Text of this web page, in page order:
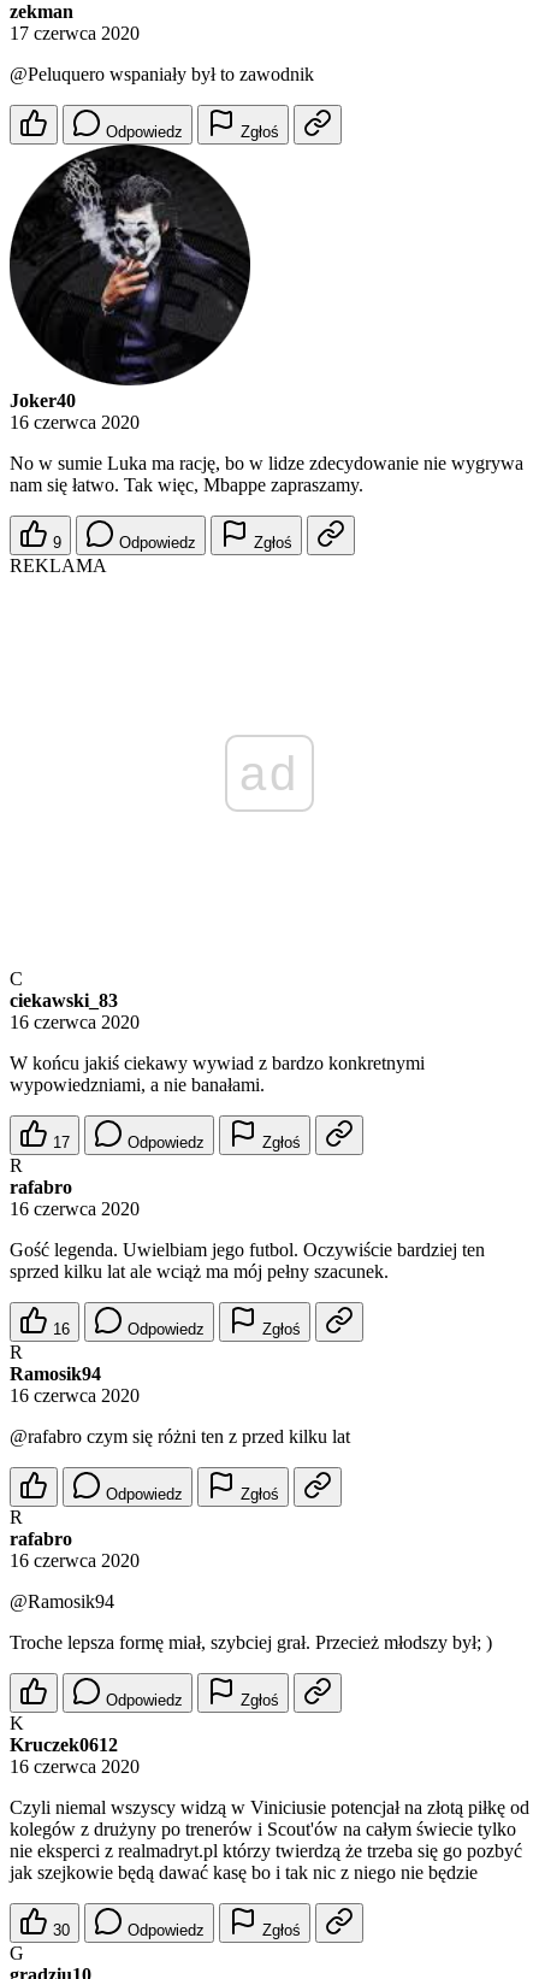
zekman
17 czerwca 2020
@Peluquero wspaniały był to zawodnik
Odpowiedz Zgłoś
Joker40
16 czerwca 2020
No w sumie Luka ma rację, bo w lidze zdecydowanie nie wygrywa
nam się łatwo. Tak więc, Mbappe zapraszamy.
9 Odpowiedz Zgłoś
REKLAMA
ad
C
ciekawski_83
16 czerwca 2020
W końcu jakiś ciekawy wywiad z bardzo konkretnymi
wypowiedzniami, a nie banałami.
17 Odpowiedz Zgłoś
R
rafabro
16 czerwca 2020
Gość legenda. Uwielbiam jego futbol. Oczywiście bardziej ten
sprzed kilku lat ale wciąż ma mój pełny szacunek.
16 Odpowiedz Zgłoś
R
Ramosik94
16 czerwca 2020
@rafabro czym się różni ten z przed kilku lat
Odpowiedz Zgłoś
R
rafabro
16 czerwca 2020
@Ramosik94
Troche lepsza formę miał, szybciej grał. Przecież młodszy był; )
Odpowiedz Zgłoś
K
Kruczek0612
16 czerwca 2020
Czyli niemal wszyscy widzą w Viniciusie potencjał na złotą piłkę od
kolegów z drużyny po trenerów i Scout'ów na całym świecie tylko
nie eksperci z realmadryt.pl którzy twierdzą że trzeba się go pozbyć
jak szejkowie będą dawać kasę bo i tak nic z niego nie będzie
30 Odpowiedz Zgłoś
G
gradziu10